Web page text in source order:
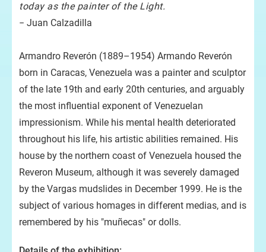
today as the painter of the Light.
− Juan Calzadilla
Armandro Reverón (1889–1954) Armando Reverón
born in Caracas, Venezuela was a painter and sculptor
of the late 19th and early 20th centuries, and arguably
the most influential exponent of Venezuelan
impressionism. While his mental health deteriorated
throughout his life, his artistic abilities remained. His
house by the northern coast of Venezuela housed the
Reveron Museum, although it was severely damaged
by the Vargas mudslides in December 1999. He is the
subject of various homages in different medias, and is
remembered by his "muñecas" or dolls.